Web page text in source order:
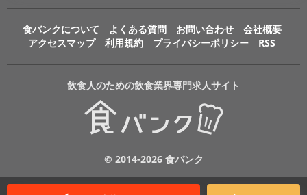
食バンクについて よくある質問 お問い合わせ
会社概要
アクセスマップ
利用規約 プライバシーポリシー RSS
飲食人のための飲食業界専門求人サイト
© 2014-2026 食バンク